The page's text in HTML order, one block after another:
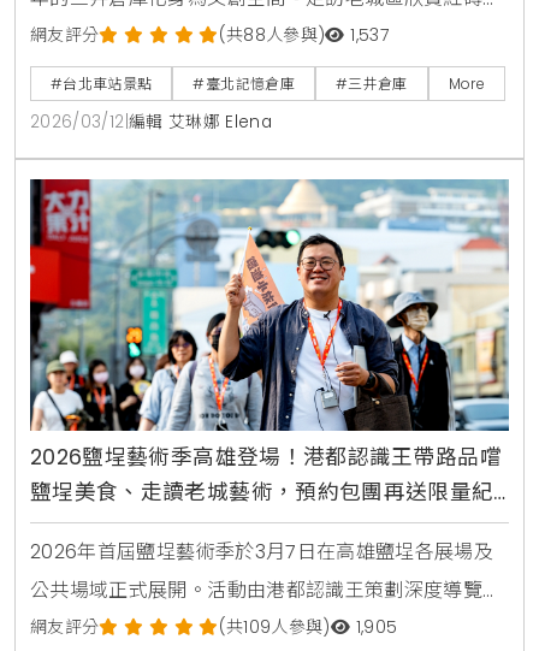
圓拱門的日治建築之美，在百年的洋樓中品嚐咖啡，感
受跨越時空的台北歷史魅力。
網友評分 (共88人參與) 1,537
#台北車站景點 #臺北記憶倉庫 #三井倉庫 More
2026/03/12 編輯 艾琳娜 Elena
2026鹽埕藝術季高雄登場！港都認識王帶路品嚐
鹽埕美食、走讀老城藝術，預約包團再送限量紀
念小物
2026年首屆鹽埕藝術季於3月7日在高雄鹽埕各展場及
公共場域正式展開。活動由港都認識王策劃深度導覽，
結合在地美食與歷史場域走讀，邀請20組國內外藝術家
網友評分 (共109人參與) 1,905